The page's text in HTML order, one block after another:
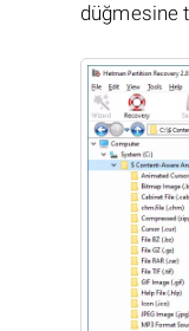
düğmesine